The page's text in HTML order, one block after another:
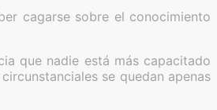
cagarse sobre el conocimiento
que nadie está más capacitado
se quedan apenas